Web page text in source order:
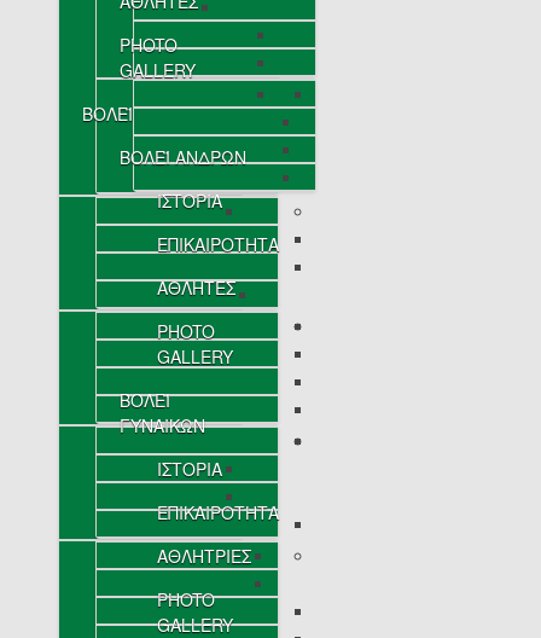
PHOTO
GALLERY
ΒΟΛΕΪ
ΒΟΛΕΪ ΑΝΔΡΩΝ
ΙΣΤΟΡΙΑ
ΕΠΙΚΑΙΡΟΤΗΤΑ
ΑΘΛΗΤΕΣ
PHOTO
GALLERY
ΒΟΛΕΪ
ΓΥΝΑΙΚΩΝ
ΙΣΤΟΡΙΑ
ΕΠΙΚΑΙΡΟΤΗΤΑ
ΑΘΛΗΤΡΙΕΣ
PHOTO
GALLERY